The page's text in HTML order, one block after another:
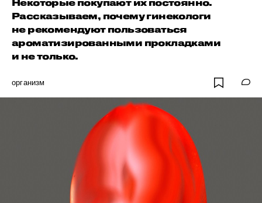
Некоторые покупают их постоянно.
Рассказываем, почему гинекологи
не рекомендуют пользоваться
ароматизированными прокладками
и не только.
организм